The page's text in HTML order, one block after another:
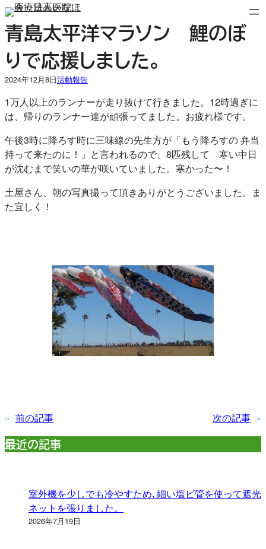
内
容
を
ス
キ
ッ
プ
青島太平洋マラソン 鯉のぼ
りで応援しました。
2024年12月8日活動報告
1万人以上のランナーが走り抜けて行きました。12時過ぎに
は、帰りのランナー達が頑張ってました。お疲れ様です。
午後3時に降ろす時に三味線の先生方が「もう降ろすの 弁当
持って来たのに！」と言われるので、8匹残して 寒い中日
が沈むまで笑いの華が咲いていました。寒かった〜！
土屋さん、朝の写真撮って頂きありがとうございました。ま
た宜しく！
« 前の記事 次の記事 »
最近の記事
室外機を少しでも冷やすため､細い塩ビ管を使って遮光
ネットを張りました。
2026年7月19日